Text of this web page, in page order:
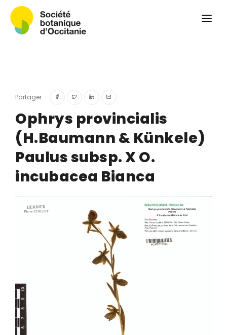
Herbier PCPR
Ressources
Actualités et calendrier
Contact
Partager :
Ophrys provincialis
(H.Baumann & Künkele)
Paulus subsp. X O.
incubacea Bianca